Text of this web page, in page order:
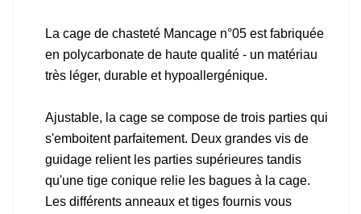
La cage de chasteté Mancage n°05 est fabriquée
en polycarbonate de haute qualité - un matériau
très léger, durable et hypoallergénique.
Ajustable, la cage se compose de trois parties qui
s'emboitent parfaitement. Deux grandes vis de
guidage relient les parties supérieures tandis
qu'une tige conique relie les bagues à la cage.
Les différents anneaux et tiges fournis vous